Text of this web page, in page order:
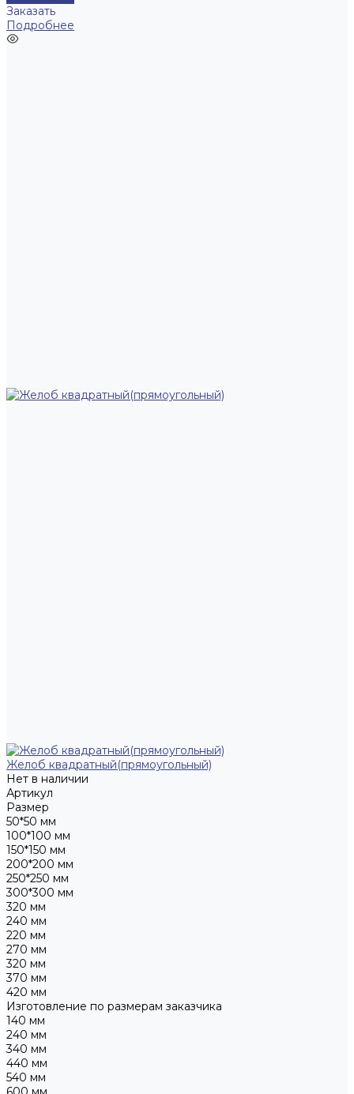
Заказать
Подробнее
Желоб квадратный(прямоугольный)
Нет в наличии
Артикул
Размер
50*50 мм
100*100 мм
150*150 мм
200*200 мм
250*250 мм
300*300 мм
320 мм
240 мм
220 мм
270 мм
320 мм
370 мм
420 мм
Изготовление по размерам заказчика
140 мм
240 мм
340 мм
440 мм
540 мм